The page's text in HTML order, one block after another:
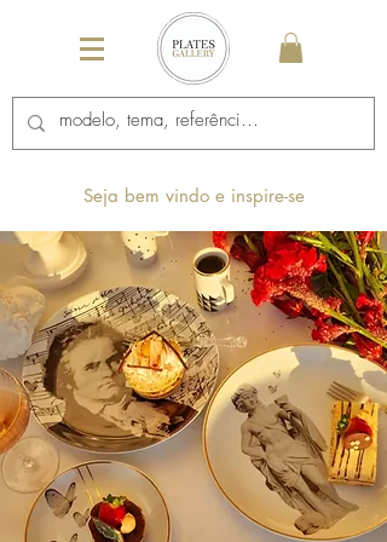
Seja bem vindo e inspire-se